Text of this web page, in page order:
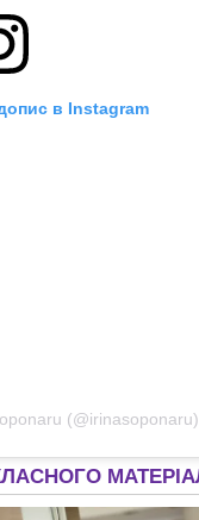
в Instagram
(@irinasoponaru)